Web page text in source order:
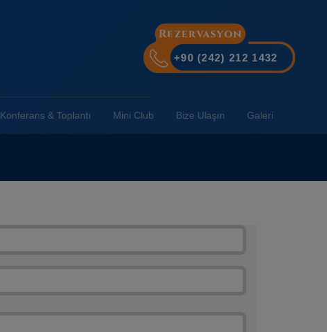
Rezervasyon
+90 (242) 212 1432
Konferans & Toplantı Mini Club Bize Ulaşın Galeri